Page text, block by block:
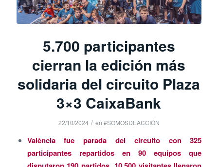
5.700 participantes
cierran la edición más
solidaria del circuito Plaza
3×3 CaixaBank
22/10/2024 / en #SOMOSDEACCIÓN
València fue parada del circuito con 325
participantes repartidos en 90 equipos que